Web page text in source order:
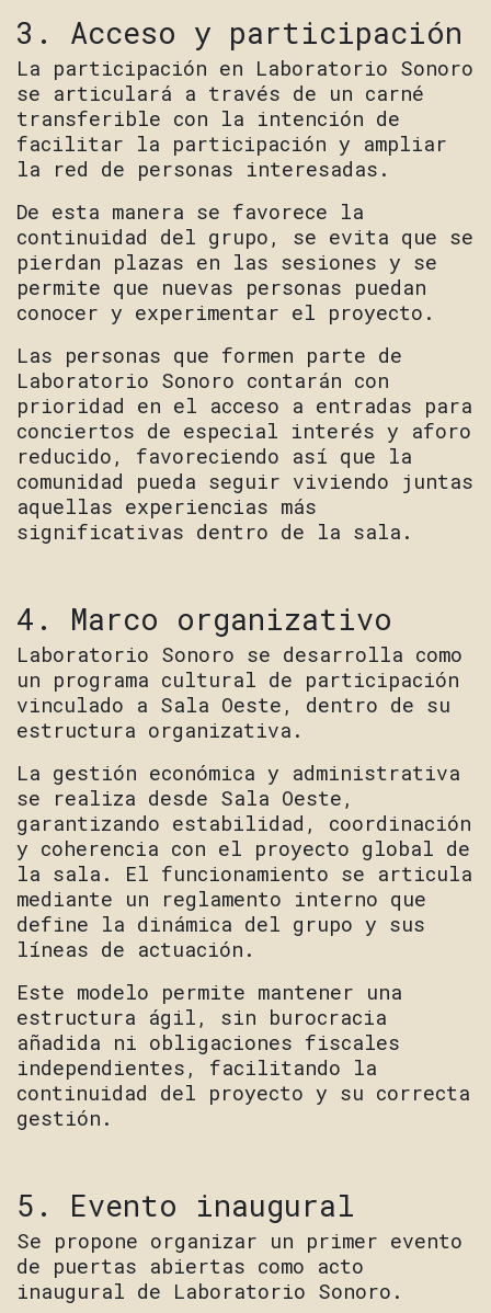
3. Acceso y participación
La participación en Laboratorio Sonoro
se articulará a través de un carné
transferible con la intención de
facilitar la participación y ampliar
la red de personas interesadas.
De esta manera se favorece la
continuidad del grupo, se evita que se
pierdan plazas en las sesiones y se
permite que nuevas personas puedan
conocer y experimentar el proyecto.
Las personas que formen parte de
Laboratorio Sonoro contarán con
prioridad en el acceso a entradas para
conciertos de especial interés y aforo
reducido, favoreciendo así que la
comunidad pueda seguir viviendo juntas
aquellas experiencias más
significativas dentro de la sala.
4. Marco organizativo
Laboratorio Sonoro se desarrolla como
un programa cultural de participación
vinculado a Sala Oeste, dentro de su
estructura organizativa.
La gestión económica y administrativa
se realiza desde Sala Oeste,
garantizando estabilidad, coordinación
y coherencia con el proyecto global de
la sala. El funcionamiento se articula
mediante un reglamento interno que
define la dinámica del grupo y sus
líneas de actuación.
Este modelo permite mantener una
estructura ágil, sin burocracia
añadida ni obligaciones fiscales
independientes, facilitando la
continuidad del proyecto y su correcta
gestión.
5. Evento inaugural
Se propone organizar un primer evento
de puertas abiertas como acto
inaugural de Laboratorio Sonoro.